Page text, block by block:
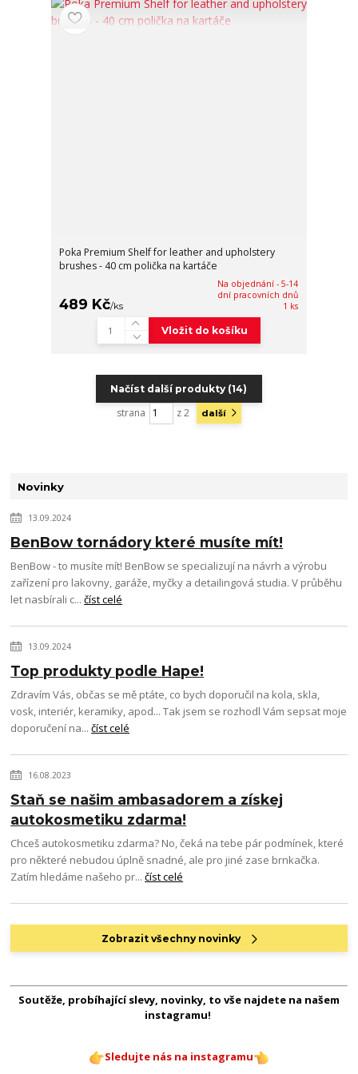
Poka Premium Shelf for leather and upholstery
brushes - 40 cm polička na kartáče
489 Kč/ks
Na objednání - 5-14
dní pracovních dnů
1 ks
Vložit do košíku
Načíst další produkty (14)
strana z 2 další
Novinky
13.09.2024
BenBow tornádory které musíte mít!
BenBow - to musíte mít! BenBow se specializují na návrh a výrobu
zařízení pro lakovny, garáže, myčky a detailingová studia. V průběhu
let nasbírali c...číst celé
13.09.2024
Top produkty podle Hape!
Zdravím Vás, občas se mě ptáte, co bych doporučil na kola, skla,
vosk, interiér, keramiky, apod... Tak jsem se rozhodl Vám sepsat moje
doporučení na...číst celé
16.08.2023
Staň se našim ambasadorem a získej
autokosmetiku zdarma!
Chceš autokosmetiku zdarma? No, čeká na tebe pár podmínek, které
pro některé nebudou úplně snadné, ale pro jiné zase brnkačka.
Zatím hledáme našeho pr...číst celé
Zobrazit všechny novinky
Soutěže, probíhající slevy, novinky, to vše najdete na našem
instagramu!
Sledujte nás na instagramu